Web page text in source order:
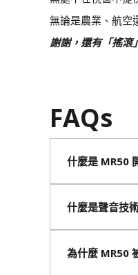
無論是農業、航空
謝謝，還有「搖滾
FAQs
什麼是 MR50
什麼是聲音技
為什麼 MR50